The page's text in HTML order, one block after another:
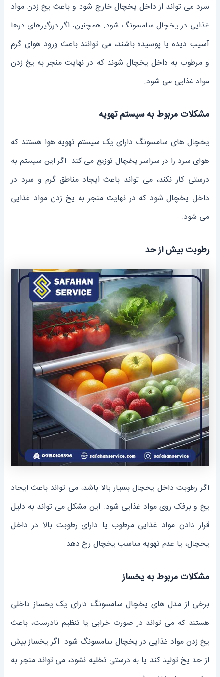
سرد می تواند از داخل یخچال خارج شود و باعث یخ زدن مواد
غذایی در یخچال سامسونگ شود. همچنین، اگر درزگیرهای درها
آسیب دیده یا پوسیده باشند، می توانند باعث ورود هوای گرم
و مرطوب به داخل یخچال شوند که در نهایت منجر به یخ زدن
مواد غذایی می شود.
مشکلات مربوط به سیستم تهویه
یخچال های سامسونگ دارای یک سیستم تهویه هوا هستند که
هوای سرد را در سراسر یخچال توزیع می کند. اگر این سیستم به
درستی کار نکند، می تواند باعث ایجاد مناطق گرم و سرد در
داخل یخچال شود که در نهایت منجر به یخ زدن مواد غذایی
می شود.
رطوبت بیش از حد
اگر رطوبت داخل یخچال بسیار بالا باشد، می تواند باعث ایجاد
یخ و برفک روی مواد غذایی شود. این مشکل می تواند به دلیل
قرار دادن مواد غذایی مرطوب یا دارای رطوبت بالا در داخل
یخچال، یا عدم تهویه مناسب یخچال رخ دهد.
مشکلات مربوط به یخساز
برخی از مدل های یخچال سامسونگ دارای یک یخساز داخلی
هستند که می تواند در صورت خرابی یا تنظیم نادرست، باعث
یخ زدن مواد غذایی در یخچال سامسونگ شود. اگر یخساز بیش
از حد یخ تولید کند یا به درستی تخلیه نشود، می تواند منجر به